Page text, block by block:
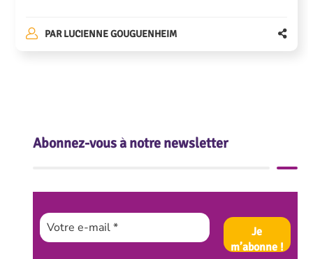
PARLUCIENNE GOUGUENHEIM
Abonnez-vous à notre newsletter